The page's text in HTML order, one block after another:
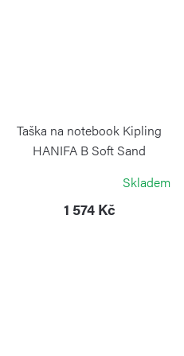
Taška na notebook Kipling
HANIFA B Soft Sand
Skladem
1 574 Kč